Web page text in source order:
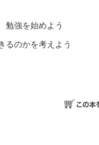
勉強を始めよう
るのかを考えよう